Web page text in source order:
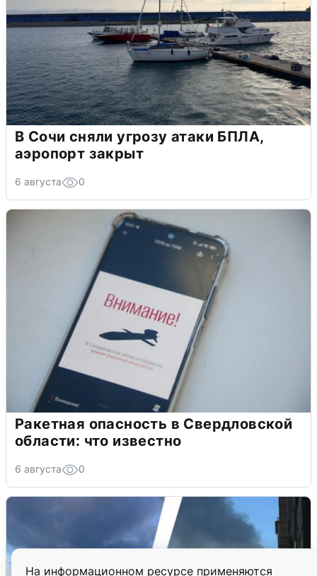
На информационном ресурсе применяются
В Сочи сняли угрозу атаки БПЛА,
аэропорт закрыт
6 августа 0
Ракетная опасность в Свердловской
области: что известно
6 августа 0